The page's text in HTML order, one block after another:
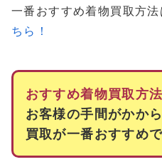
一番おすすめ着物買取方
ちら！
おすすめ着物買取方
お客様の手間がかか
買取が一番おすすめで